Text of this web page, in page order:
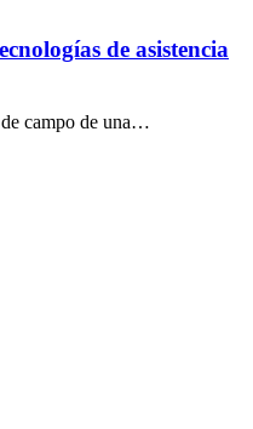
de asistencia
campo de una…